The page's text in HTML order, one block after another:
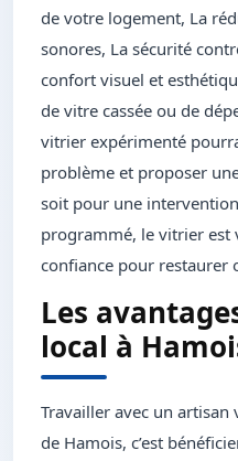
de votre logement, La
sonores, La sécurité
confort visuel et
de vitre cassée ou de
vitrier expérimenté
problème et proposer
soit pour une
programmé, le vitrier
confiance pour restaurer
Les
local à
Travailler avec un
de Hamois, c’est